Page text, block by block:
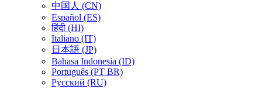
中国人 (CN)
Español (ES)
हिंदी (HI)
Italiano (IT)
日本語 (JP)
Bahasa Indonesia (ID)
Português (PT BR)
Pусский (RU)